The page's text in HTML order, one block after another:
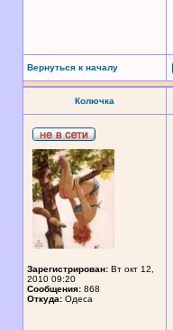
Вернуться к началу
Колючка
Зарегистрирован: Вт окт 12,
2010 09:20
Сообщения: 868
Откуда: Одеса